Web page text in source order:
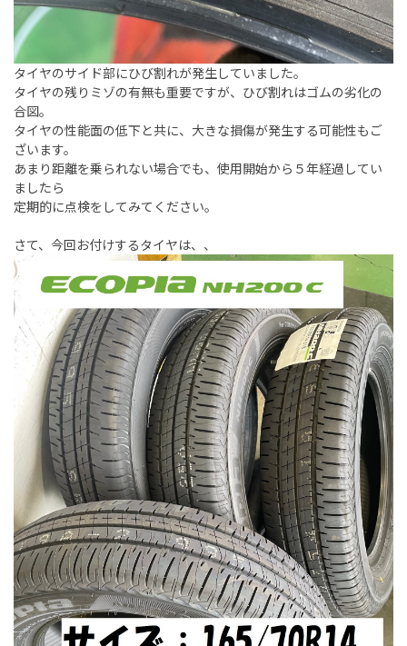
タイヤのサイド部にひび割れが発生していました。
タイヤの残りミゾの有無も重要ですが、ひび割れはゴムの劣化の
合図。
タイヤの性能面の低下と共に、大きな損傷が発生する可能性もご
ざいます。
あまり距離を乗られない場合でも、使用開始から５年経過してい
ましたら
定期的に点検をしてみてください。
さて、今回お付けするタイヤは、、